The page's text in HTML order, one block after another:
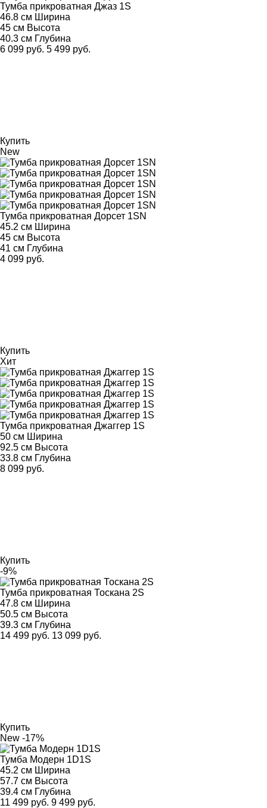
Тумба прикроватная Джаз 1S
46.8 см Ширина
45 см Высота
40.3 см Глубина
6 099 руб. 5 499 руб.
Купить
New
Тумба прикроватная Дорсет 1SN
45.2 см Ширина
45 см Высота
41 см Глубина
4 099 руб.
Купить
Хит
Тумба прикроватная Джаггер 1S
50 см Ширина
92.5 см Высота
33.8 см Глубина
8 099 руб.
Купить
-9%
Тумба прикроватная Тоскана 2S
47.8 см Ширина
50.5 см Высота
39.3 см Глубина
14 499 руб. 13 099 руб.
Купить
New -17%
Тумба Модерн 1D1S
45.2 см Ширина
57.7 см Высота
39.4 см Глубина
11 499 руб. 9 499 руб.